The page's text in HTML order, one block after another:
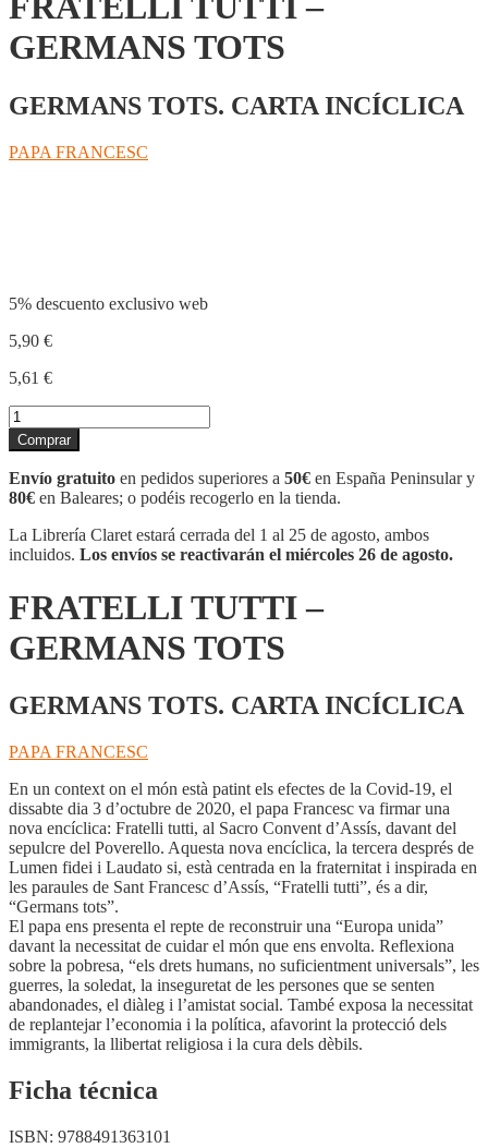
GERMANS TOTS
GERMANS TOTS. CARTA INCÍCLICA
PAPA FRANCESC
5% descuento exclusivo web
5,90 €
5,61 €
FRATELLI
TUTTI
-
GERMANS
TOTS
Comprar
Envío gratuito en pedidos superiores a 50€ en España Peninsular y
80€ en Baleares; o podéis recogerlo en la tienda.
La Librería Claret estará cerrada del 1 al 25 de agosto, ambos
incluidos. Los envíos se reactivarán el miércoles 26 de agosto.
FRATELLI TUTTI –
GERMANS TOTS
GERMANS TOTS. CARTA INCÍCLICA
PAPA FRANCESC
En un context on el món està patint els efectes de la Covid-19, el
dissabte dia 3 d’octubre de 2020, el papa Francesc va firmar una
nova encíclica: Fratelli tutti, al Sacro Convent d’Assís, davant del
sepulcre del Poverello. Aquesta nova encíclica, la tercera després de
Lumen fidei i Laudato si, està centrada en la fraternitat i inspirada en
les paraules de Sant Francesc d’Assís, “Fratelli tutti”, és a dir,
“Germans tots”.
El papa ens presenta el repte de reconstruir una “Europa unida”
davant la necessitat de cuidar el món que ens envolta. Reflexiona
sobre la pobresa, “els drets humans, no suficientment universals”, les
guerres, la soledat, la inseguretat de les persones que se senten
abandonades, el diàleg i l’amistat social. També exposa la necessitat
de replantejar l’economia i la política, afavorint la protecció dels
immigrants, la llibertat religiosa i la cura dels dèbils.
Ficha técnica
ISBN: 9788491363101